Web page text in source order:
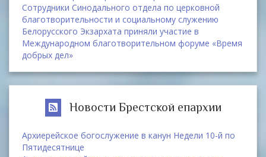
Сотрудники Синодального отдела по церковной
благотворительности и социальному служению
Белорусского Экзархата приняли участие в
Международном благотворительном форуме «Время
добрых дел»
Новости Брестской епархии
Архиерейское богослужение в канун Недели 10-й по
Пятидесятнице